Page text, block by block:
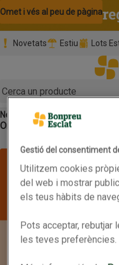
Omet i vés al contingut
Omet i vés a la cerca
Omet i vés al peu de pàgina
Novetats Estiu Lots
Promoció clients nous
Botó del menú principal
Negres DO Tarragona
Ordena Obre-ho per veure una
Llista de productes
Gestió del consentiment
Utilitzem cookies
del web i mostrar
els teus hàbits de
Pots acceptar, rebutjar
les teves preferències.